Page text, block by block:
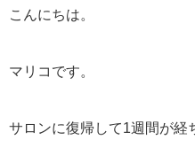
こんにちは。
マリコです。
サロンに復帰して1週間が経